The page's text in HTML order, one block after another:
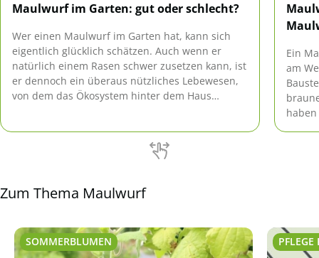
Maulwurf im Garten: gut oder schlecht?
Wer einen Maulwurf im Garten hat, kann sich
eigentlich glücklich schätzen. Auch wenn er
natürlich einem Rasen schwer zusetzen kann, ist
er dennoch ein überaus nützliches Lebewesen,
von dem das Ökosystem hinter dem Haus
Ein
am
Zum Thema Maulwurf
SOMMERBLUMEN PFLEGE